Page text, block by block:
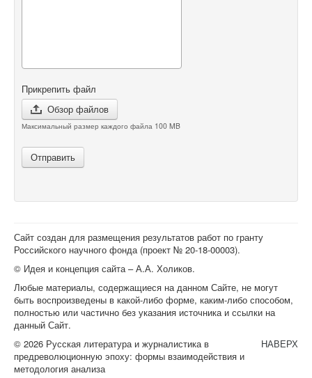
Прикрепить файл
Обзор файлов
Максимальный размер каждого файла 100 MB
Отправить
Сайт создан для размещения результатов работ по гранту
Российского научного фонда (проект № 20-18-00003).
© Идея и концепция сайта – А.А. Холиков.
Любые материалы, содержащиеся на данном Сайте, не могут
быть воспроизведены в какой-либо форме, каким-либо способом,
полностью или частично без указания источника и ссылки на
данный Сайт.
НАВЕРХ
© 2026 Русская литература и журналистика в
предреволюционную эпоху: формы взаимодействия и
методология анализа